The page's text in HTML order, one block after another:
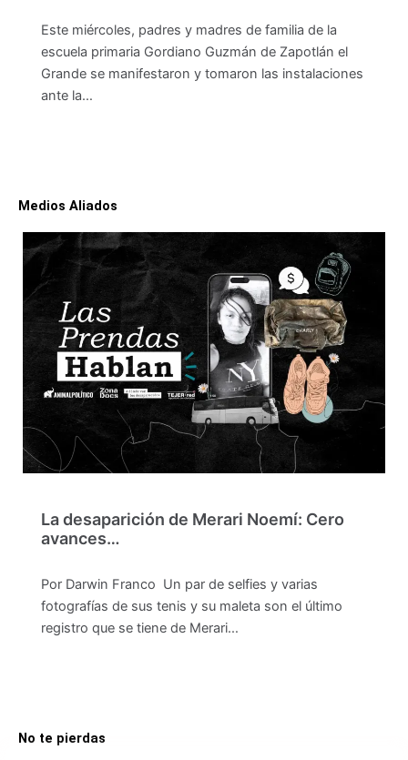
Este miércoles, padres y madres de familia de la
escuela primaria Gordiano Guzmán de Zapotlán el
Grande se manifestaron y tomaron las instalaciones
ante la…
Medios Aliados
La desaparición de Merari Noemí: Cero
avances…
Por Darwin Franco Un par de selfies y varias
fotografías de sus tenis y su maleta son el último
registro que se tiene de Merari…
No te pierdas